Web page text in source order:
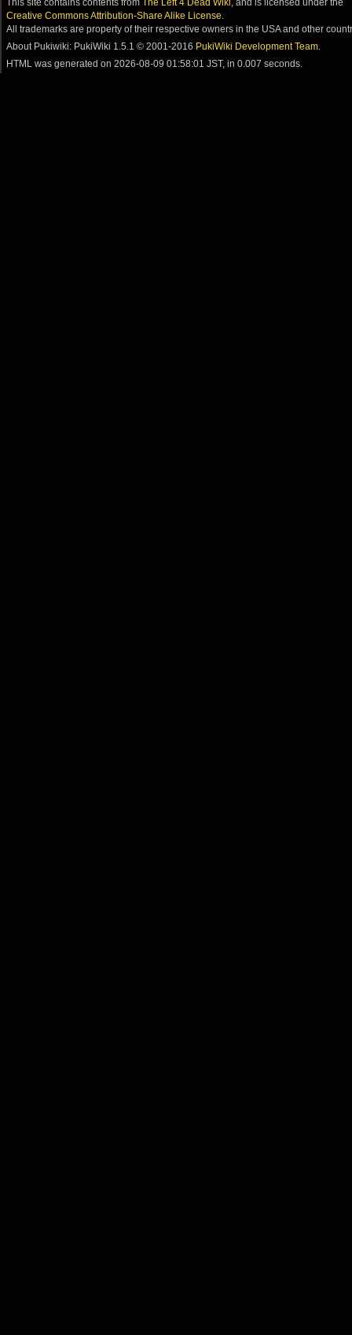
This site contains contents from The Left 4 Dead Wiki
, and is licensed under the
Creative Commons Attribution-Share Alike License
All trademarks are property of their respective owners in the USA and other
About Pukiwiki: PukiWiki 1.5.1 © 2001-2016 PukiWiki Development Team
HTML was generated on2026-08-09 01:58:01 JST, in 0.007 seconds.